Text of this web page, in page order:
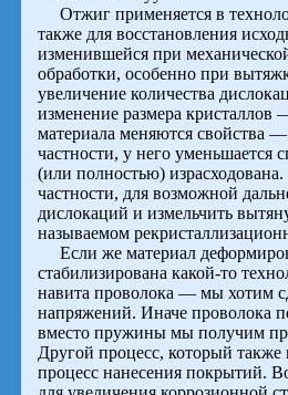
Отжиг применяется в
также для восстановления
изменившейся при
обработки, особенно при
увеличение количества
изменение размера
материала меняются свойства
частности, у него уменьшается
(или полностью)
частности, для возможной
дислокаций и измельчить
называемом
Если же материал
стабилизирована какой-то
навита проволока — мы хотим
напряжений. Иначе проволока
вместо пружины мы получим
Другой процесс, который
процесс нанесения покрытий.